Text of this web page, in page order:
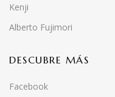
Kenji
Alberto Fujimori
DESCUBRE MÁS
Facebook